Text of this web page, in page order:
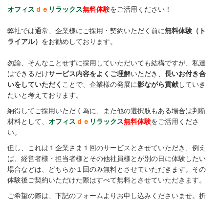
オフィス ｄｅ リラックス無料体験をご活用ください！
弊社では通常、企業様にご採用・契約いただく前に無料体験（ト
ライアル） をお勧めしております。
勿論、そんなことせずに採用していただいても結構ですが、私達
はできるだけサービス内容をよくご理解いただき、 長いお付き合
いをしていただく ことで、企業様の発展に影ながら貢献していき
たいと考えております。
納得してご採用いただく為に、また他の選択肢もある場合は判断
材料として、 オフィス ｄｅ リラックス無料体験をご活用くださ
い。
但し、これは１企業さま１回のサービスとさせていただき、例え
ば、経営者様・担当者様とその他社員様とが別の日に体験したい
場合などは、どちらか１回のみ無料とさせていただきます。 その
体験後ご契約いただけた際はすべて無料とさせていただきます。
ご希望の際は、下記のフォームよりお申し込みくださいませ。 折